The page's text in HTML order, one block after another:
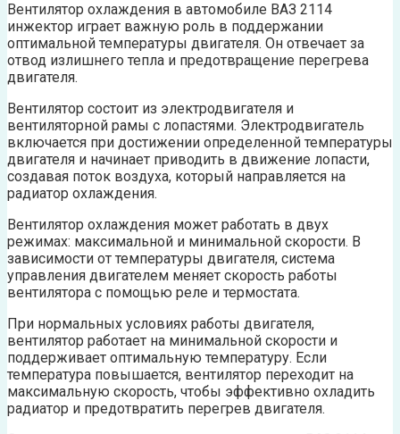
Вентилятор охлаждения в автомобиле ВАЗ 2114
инжектор играет важную роль в поддержании
оптимальной температуры двигателя. Он отвечает за
отвод излишнего тепла и предотвращение перегрева
двигателя.
Вентилятор состоит из электродвигателя и
вентиляторной рамы с лопастями. Электродвигатель
включается при достижении определенной температуры
двигателя и начинает приводить в движение лопасти,
создавая поток воздуха, который направляется на
радиатор охлаждения.
Вентилятор охлаждения может работать в двух
режимах: максимальной и минимальной скорости. В
зависимости от температуры двигателя, система
управления двигателем меняет скорость работы
вентилятора с помощью реле и термостата.
При нормальных условиях работы двигателя,
вентилятор работает на минимальной скорости и
поддерживает оптимальную температуру. Если
температура повышается, вентилятор переходит на
максимальную скорость, чтобы эффективно охладить
радиатор и предотвратить перегрев двигателя.